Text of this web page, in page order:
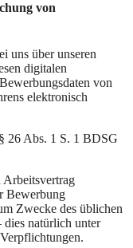
von
uns über unseren
digitalen
von
elektronisch
26 Abs. 1 S. 1 BDSG
Arbeitsvertrag
Bewerbung
Zwecke des üblichen
dies natürlich unter